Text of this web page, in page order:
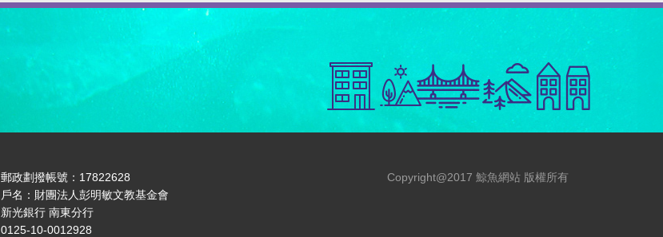
郵政劃撥帳號：17822628
戶名：財團法人彭明敏文教基金會
新光銀行 南東分行
0125-10-0012928
Copyright@2017 鯨魚網站 版權所有